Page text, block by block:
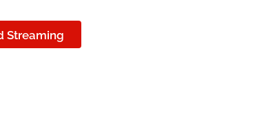
Streaming